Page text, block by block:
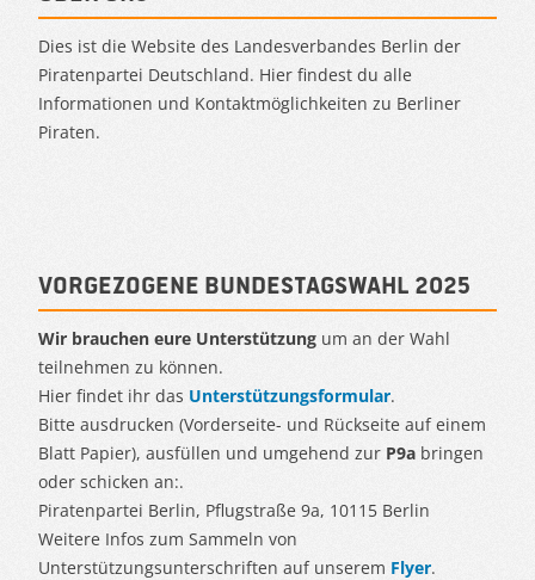
Dies ist die Website des Landesverbandes Berlin der
Piratenpartei Deutschland. Hier findest du alle
Informationen und Kontaktmöglichkeiten zu Berliner
Piraten.
Vorgezogene Bundestagswahl 2025
Wir brauchen eure Unterstützung um an der Wahl
teilnehmen zu können.
Hier findet ihr das Unterstützungsformular.
Bitte ausdrucken (Vorderseite- und Rückseite auf einem
Blatt Papier), ausfüllen und umgehend zur P9a bringen
oder schicken an:.
Piratenpartei Berlin, Pflugstraße 9a, 10115 Berlin
Weitere Infos zum Sammeln von
Unterstützungsunterschriften auf unserem Flyer.